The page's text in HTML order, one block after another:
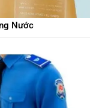
Nước